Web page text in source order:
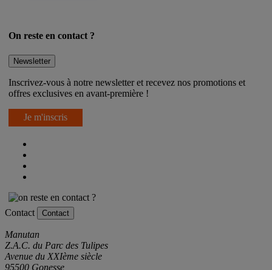
On reste en contact ?
Newsletter
Inscrivez-vous à notre newsletter et recevez nos promotions et
offres exclusives en avant-première !
Je m'inscris
Contact Contact
Manutan
Z.A.C. du Parc des Tulipes
Avenue du XXIème siècle
95500 Gonesse